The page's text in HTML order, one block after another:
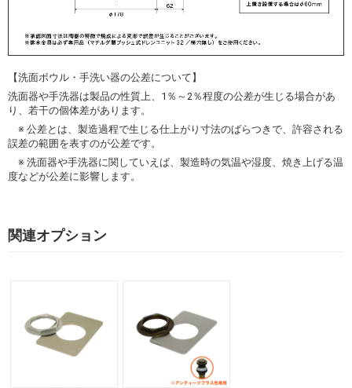
【洗面ボウル・手洗い器の公差について】
洗面器や手洗器は製品の性質上、1％～2％程度の公差が生じる場合があ
り、若干の個体差があります。
※ 公差とは、製造過程で生じる仕上がり寸法のばらつきで、許容される
誤差の範囲を表すのが公差です。
※ 洗面器や手洗器に関していえば、製造時の気温や湿度、焼き上げる温
度などが公差に影響します。
関連オプション